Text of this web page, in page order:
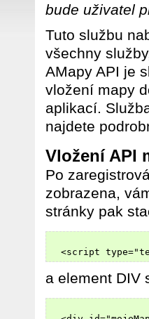
bude uživatel
Tuto službu
všechny
AMapy API je
vložení mapy
aplikací.
najdete
Vložení API
Po
zobrazena,
stránky pak
a element DIV